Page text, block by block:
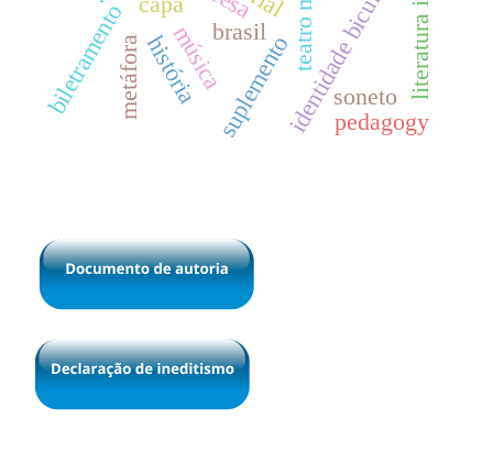
brasil
história
biletramento identidade bicultural
suplemento
música
soneto
pedagogy
metáfora